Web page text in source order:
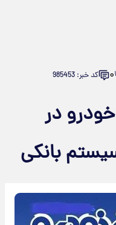
۰ کد خبر: 985453
در
بانکی